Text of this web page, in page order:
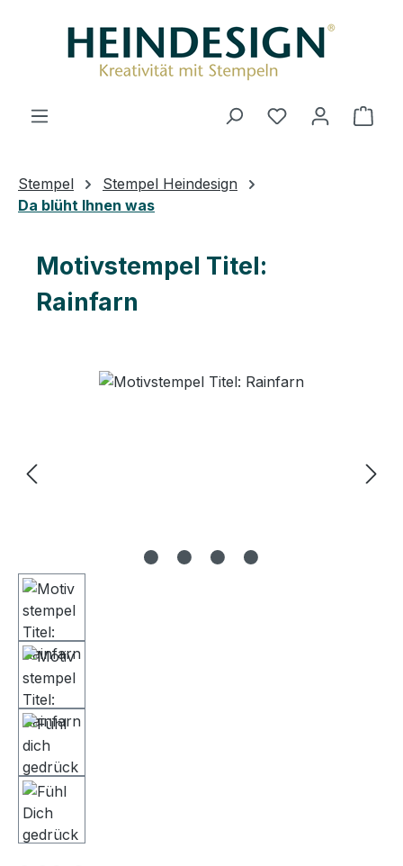
Stempel
Stempel Heindesign
Da blüht Ihnen was
Motivstempel Titel:
Rainfarn
Bildergalerie überspringen